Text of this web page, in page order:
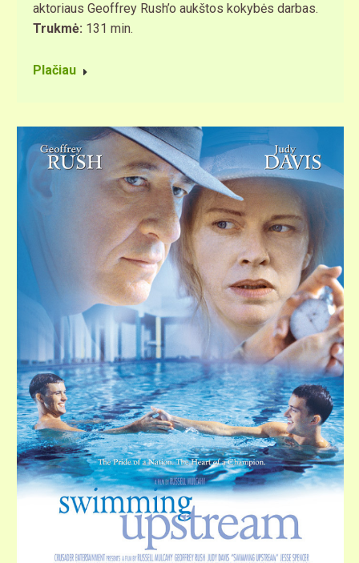
aktoriaus Geoffrey Rush’o aukštos kokybės darbas.
Trukmė: 131 min.
Plačiau